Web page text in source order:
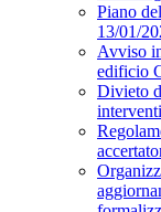
Piano
13/01/
Avviso
edificio
Divieto